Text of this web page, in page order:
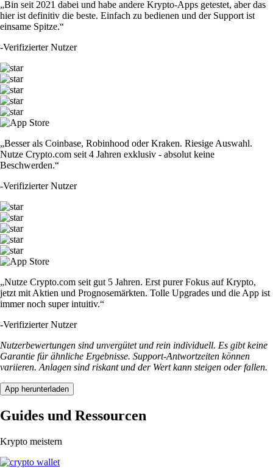
„Bin seit 2021 dabei und habe andere Krypto-Apps getestet, aber das
hier ist definitiv die beste. Einfach zu bedienen und der Support ist
einsame Spitze.“
-Verifizierter Nutzer
„Besser als Coinbase, Robinhood oder Kraken. Riesige Auswahl.
Nutze Crypto.com seit 4 Jahren exklusiv - absolut keine
Beschwerden.“
-Verifizierter Nutzer
„Nutze Crypto.com seit gut 5 Jahren. Erst purer Fokus auf Krypto,
jetzt mit Aktien und Prognosemärkten. Tolle Upgrades und die App ist
immer noch super intuitiv.“
-Verifizierter Nutzer
Nutzerbewertungen sind unvergütet und rein individuell. Es gibt keine
Garantie für ähnliche Ergebnisse. Support-Antwortzeiten können
variieren. Anlagen sind riskant und der Wert kann steigen oder fallen.
App herunterladen
Guides und Ressourcen
Krypto meistern